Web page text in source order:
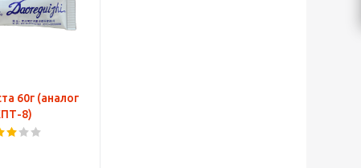
60г (аналог
8)